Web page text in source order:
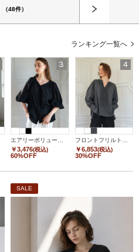
（48件）
ランキング一覧へ
3
￥3,476(税込)
60%OFF
4
￥6,853(税込)
30%OFF
SALE